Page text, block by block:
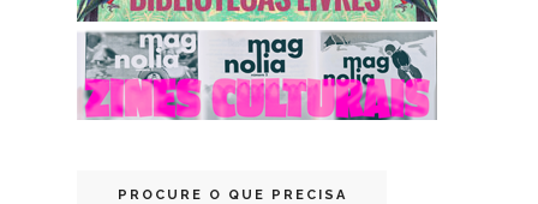
PROCURE O QUE PRECISA